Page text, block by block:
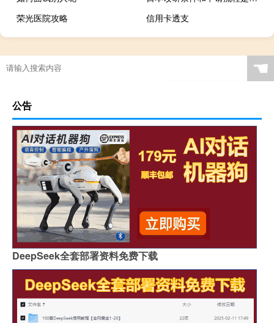
荣光医院攻略
信用卡透支
☚
公告
DeepSeek全套部署资料免费下载